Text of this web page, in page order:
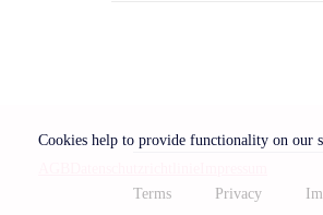
Terms Privacy
Cookies help to provide functionality on our